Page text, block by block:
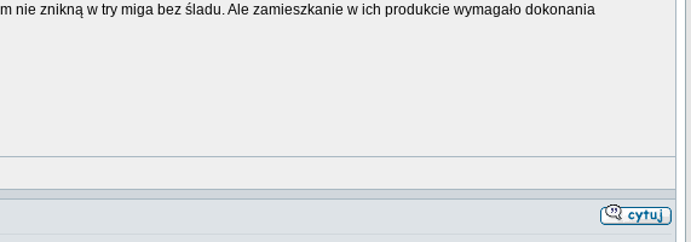
znikną w try miga bez śladu. Ale zamieszkanie w ich produkcie wymagało dokonania